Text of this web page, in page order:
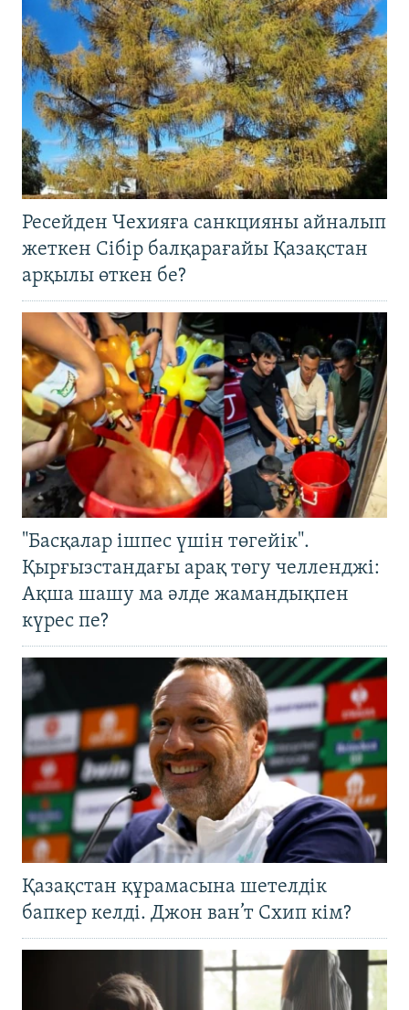
Ресейден Чехияға санкцияны айналып
жеткен Сібір балқарағайы Қазақстан
арқылы өткен бе?
"Басқалар ішпес үшін төгейік".
Қырғызстандағы арақ төгу челленджі:
Ақша шашу ма әлде жамандықпен
күрес пе?
Қазақстан құрамасына шетелдік
бапкер келді. Джон ван’т Схип кім?